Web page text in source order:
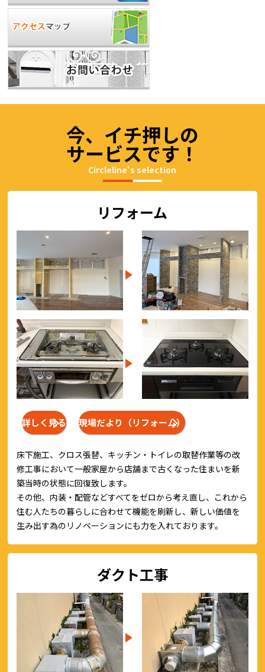
今、イチ押しの
サービスです！
Circleline's selection
リフォーム
詳しく見る 現場だより（リフォーム）
床下施工、クロス張替、キッチン・トイレの取替作業等の改
修工事において一般家屋から店舗まで古くなった住まいを新
築当時の状態に回復致します。
その他、内装・配管などすべてをゼロから考え直し、これから
住む人たちの暮らしに合わせて機能を刷新し、新しい価値を
生み出す為のリノベーションにも力を入れております。
ダクト工事